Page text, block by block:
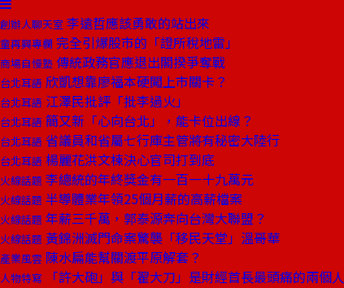
創辦人聊天室 李遠哲應該勇敢的站出來
童再興專欄 完全引爆股市的「證所稅地雷」
商場自慢塾 傳統政務官應退出閣揆爭奪戰
台北耳語 欣凱想靠廖福本硬闖上市關卡？
台北耳語 江澤民批評「批李過火」
台北耳語 簡又新「心向台北」，能卡位出線？
台北耳語 省議員和省屬七行庫主管將有秘密大陸行
台北耳語 楊麗花洪文棟決心官司打到底
火線話題 李總統的年終獎金有一百一十九萬元
火線話題 半導體業年領25個月薪的高薪檔案
火線話題 年薪三千萬，郭泰源奔向台灣大聯盟？
火線話題 黃錦洲滅門命案驚襲「移民天堂」溫哥華
產業風雲 陳水扁能幫關渡平原解套？
人物特寫 「許大砲」與「翟大刀」是財經首長最頭痛的兩個人